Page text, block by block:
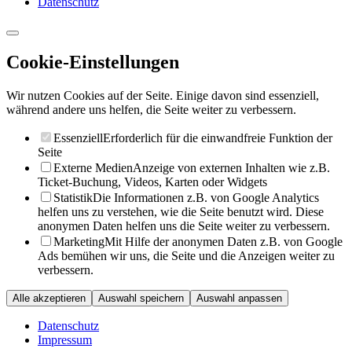
Cookie-Einstellungen
Wir nutzen Cookies auf der Seite. Einige davon sind essenziell,
während andere uns helfen, die Seite weiter zu verbessern.
EssenziellErforderlich für die einwandfreie Funktion der
Seite
Externe MedienAnzeige von externen Inhalten wie z.B.
Ticket-Buchung, Videos, Karten oder Widgets
StatistikDie Informationen z.B. von Google Analytics
helfen uns zu verstehen, wie die Seite benutzt wird. Diese
anonymen Daten helfen uns die Seite weiter zu verbessern.
MarketingMit Hilfe der anonymen Daten z.B. von Google
Ads bemühen wir uns, die Seite und die Anzeigen weiter zu
verbessern.
Alle akzeptieren Auswahl speichern Auswahl anpassen
Datenschutz
Impressum